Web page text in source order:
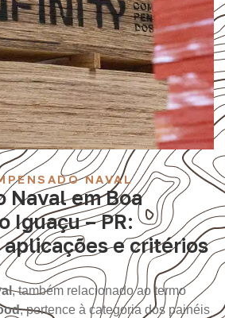
NAVAL
Naval em Boa
Iguaçu – PR:
aplicações e critérios
, também relacionado ao termo
, pertence à categoria dos painéis